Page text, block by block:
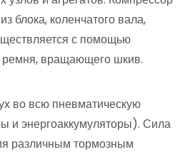
блока, коленчатого вала,
с помощью
ремня, вращающего шкив.
во всю пневматическую
и энергоаккумуляторы). Сила
различным тормозным